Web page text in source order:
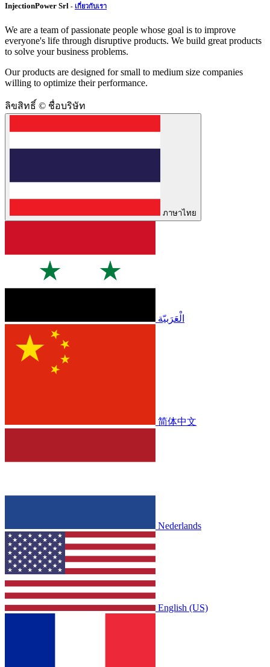
InjectionPower Srl - เกี่ยวกับเรา
We are a team of passionate people whose goal is to improve
everyone's life through disruptive products. We build great products
to solve your business problems.
Our products are designed for small to medium size companies
willing to optimize their performance.
ลิขสิทธิ์ © ชื่อบริษัท
ภาษาไทย
الْعَرَبيّة
简体中文
Nederlands
English (US)